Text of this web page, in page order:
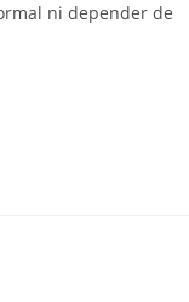
ni depender de